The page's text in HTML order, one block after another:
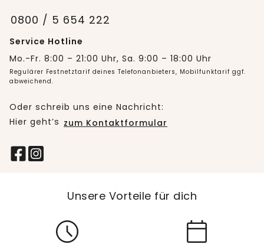
0800 / 5 654 222
Service Hotline
Mo.-Fr. 8:00 – 21:00 Uhr, Sa. 9:00 – 18:00 Uhr
Regulärer Festnetztarif deines Telefonanbieters, Mobilfunktarif ggf.
abweichend.
Oder schreib uns eine Nachricht:
Hier geht’s zum Kontaktformular
Unsere Vorteile für dich